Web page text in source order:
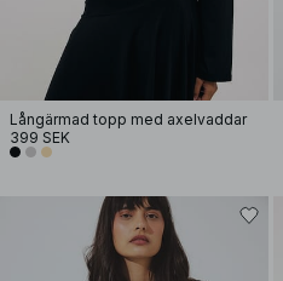
Långärmad topp med axelvaddar
399 SEK